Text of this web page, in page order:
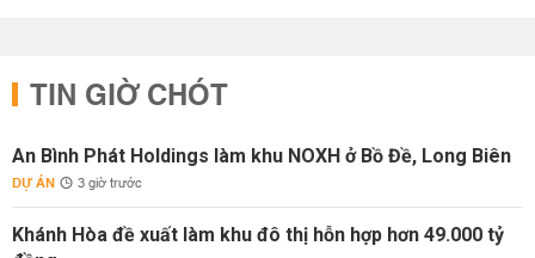
TIN GIỜ CHÓT
An Bình Phát Holdings làm khu NOXH ở Bồ Đề, Long Biên
DỰ ÁN 3 giờ trước
Khánh Hòa đề xuất làm khu đô thị hỗn hợp hơn 49.000 tỷ